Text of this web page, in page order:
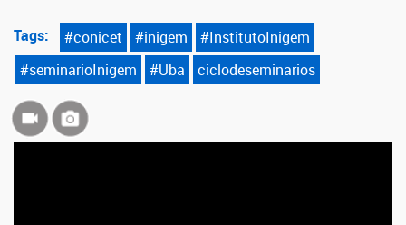
Tags: #conicet #inigem
#InstitutoInigem
#seminarioInigem
#Uba ciclodeseminarios